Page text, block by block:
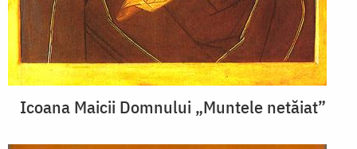
Icoana Maicii Domnului „Muntele netăiat”